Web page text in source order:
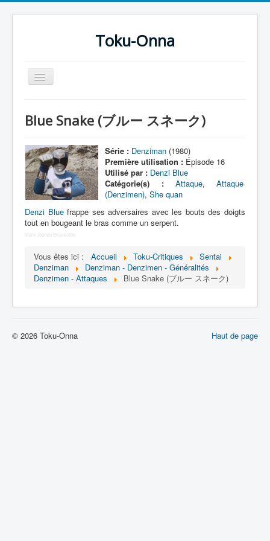
Toku-Onna
Basculer
la
Toku-Actrices
Toku-Critiques
Séries
Films
COSAA
Dessins
Lexique
隊 デンジマン) = Escadron
Blue Snake (ブルー スネーク)
Série : Denziman (1980)
Première utilisation : Épisode 16
Utilisé par : Denzi Blue
Catégorie(s) :
Attaque,Attaque
(Denzimen),She quan
Denzi Bluefrappe ses adversaires avec les bouts des doigts
tout en bougeant le bras comme un serpent.
More Joomla Extensions
Vous êtes ici : Accueil Toku-Critiques
Sentai
Denziman
Denziman - Denzimen - Généralités
Denzimen - Attaques
Blue Snake (ブルー スネーク)
Haut de page
© 2026 Toku-Onna